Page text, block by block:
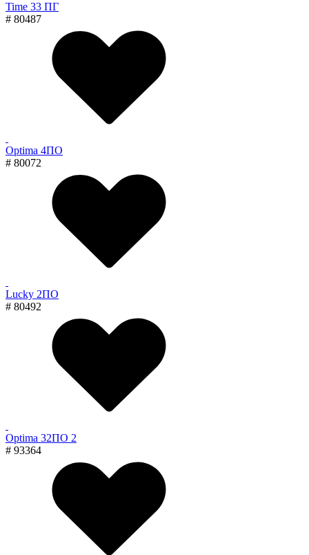
Time 33 ПГ
# 80487
Optima 4ПО
# 80072
Lucky 2ПО
# 80492
Optima 32ПО 2
# 93364